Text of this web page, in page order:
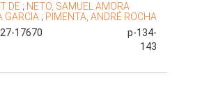
DE ; NETO, SAMUEL AMORA
GARCIA ; PIMENTA, ANDRÉ ROCHA
17670
p-134-
143